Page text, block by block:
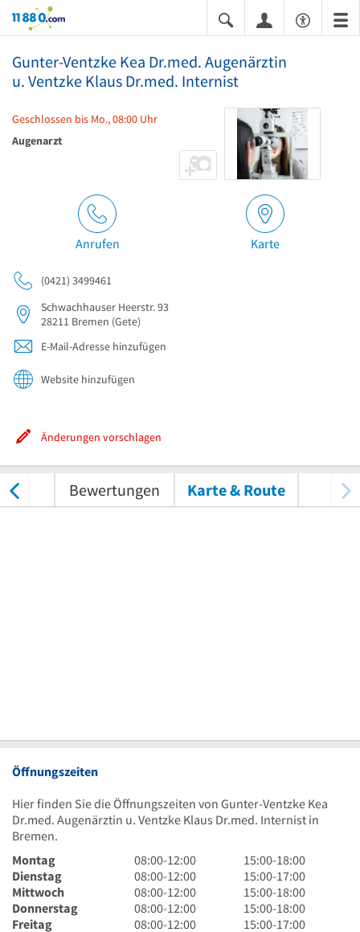
11880.com
Gunter-Ventzke Kea Dr.med. Augenärztin
u. Ventzke Klaus Dr.med. Internist
Geschlossen bis Mo., 08:00 Uhr
Augenarzt
Anrufen Karte
(0421) 3499461
Schwachhauser Heerstr. 93
28211 Bremen (Gete)
E-Mail-Adresse hinzufügen
Website hinzufügen
Änderungen vorschlagen
Bewertungen Karte & Route
Öffnungszeiten
Hier finden Sie die Öffnungszeiten von Gunter-Ventzke Kea
Dr.med. Augenärztin u. Ventzke Klaus Dr.med. Internist in
Bremen.
Montag
8
Uhr
bis
12
Uhr
08:00-12:00
15
Uhr
bis
18
Uhr
15:00-18:00
Dienstag
8
Uhr
bis
12
08:00-12:00
15
Uhr
bis
17
15:00-17:00
Mittwoch
8
Uhr
bis
08:00-12:00
15
Uhr
bis
15:00-18:00
Donnerstag
8
Uhr
08:00-12:00
15
Uhr
15:00-18:00
Freitag
8
08:00-12:00
15
15:00-17:00